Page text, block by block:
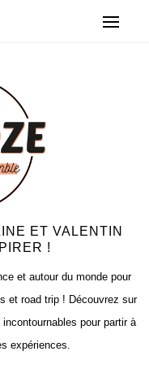
ET VALENTIN
!
et autour du monde pour
et road trip ! Découvrez sur
pour partir à
expériences.